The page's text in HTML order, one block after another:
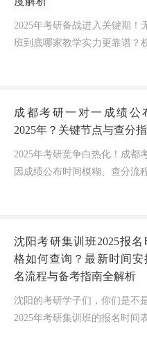
2025年考研备战进入关键期！
班到底哪家教学实力更靠谱？
构的特色优势如何精准匹配
成都考研一对一成绩公
2025年？关键节点与查分
2025年考研竞争白热化！成都
因成绩公布时间模糊、查分流
沈阳考研集训班2025报名
格如何查询？最新时间安
名流程与备考指南全解析
沈阳的考研学子们，你们是不
2025年考研集训班的报名时间